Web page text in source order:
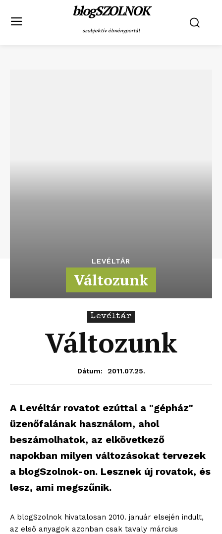
blogSZOLNOK
szubjektív élményportál
LEVÉLTÁR
Változunk
Levéltár
Változunk
Dátum: 2011.07.25.
A Levéltár rovatot ezúttal a "gépház"
üzenőfalának használom, ahol
beszámolhatok, az elkövetkező
napokban milyen változásokat tervezek
a blogSzolnok-on. Lesznek új rovatok, és
lesz, ami megszűnik.
A blogSzolnok hivatalosan 2010. január elsején indult,
az első anyagok azonban csak tavaly március